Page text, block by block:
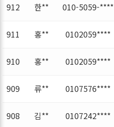
912 한** 010-5059-****
911 홍** 0102059****
910 홍** 0102059****
909 류** 0107576****
908 김** 0107242****